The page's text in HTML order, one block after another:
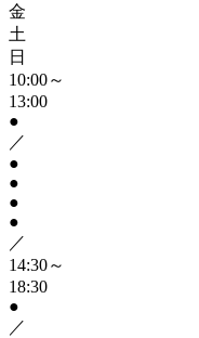
金
土
日
10:00～
13:00
●
／
●
●
●
●
／
14:30～
18:30
●
／